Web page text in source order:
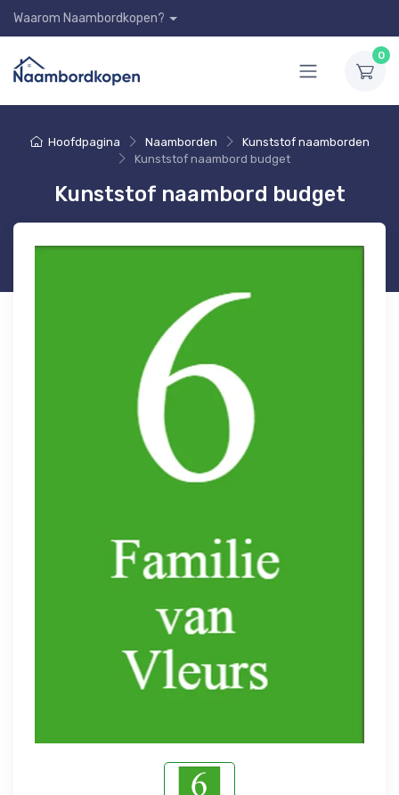
Waarom Naambordkopen?
0
Hoofdpagina Naamborden
Kunststof naamborden
Kunststof naambord budget
Kunststof naambord budget